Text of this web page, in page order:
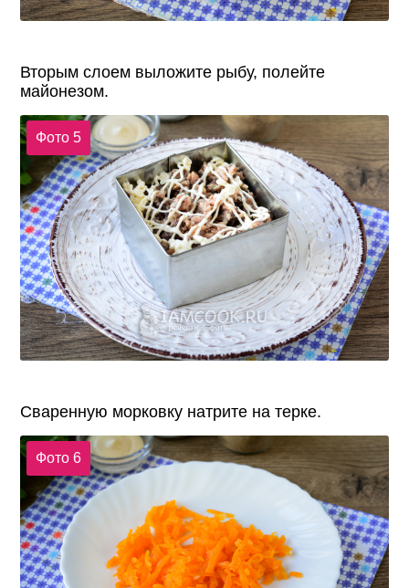
Вторым слоем выложите рыбу, полейте
майонезом.
Фото 5
Сваренную морковку натрите на терке.
Фото 6